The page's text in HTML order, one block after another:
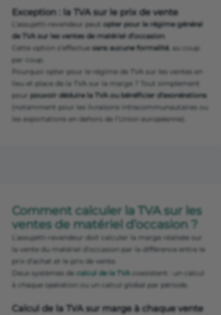
Exception : la TVA sur le prix de vente
L’assujetti-revendeur peut opter pour le régime général
de TVA sur les ventes de matériel d’occasion.
Cette option s’effectue sans aucune formalité, au coup
par coup.
Pourquoi opter pour le régime de TVA sur les ventes en
lieu et place de la TVA sur la marge ? Tout simplement
pour pouvoir déduire la TVA ou bénéficier d’exonérations
(notamment pour les livraisons intracommunautaires ou
les exportations en dehors de l’Union européenne).
Comment calculer la TVA sur les
ventes de matériel d’occasion ?
L’assujetti-revendeur doit calculer la marge réalisée sur
la vente du matériel d’occasion par la différence entre le
prix d’achat et le prix de vente.
Deux systèmes de calcul de la TVA coexistent : un calcul
à chaque opération ou un calcul global par période.
Calcul de la TVA sur marge à chaque vente